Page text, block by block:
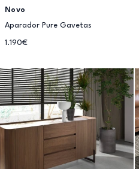
Novo
Aparador Pure Gavetas
1.190€